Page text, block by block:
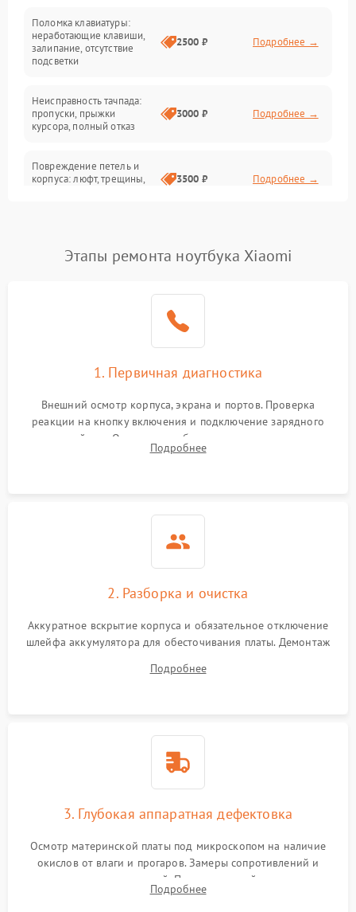
Интерфейсные проблемы
Батарея
Сеть и интернет
Поломка клавиатуры:
неработающие клавиши,
залипание, отсутствие
подсветки
2500 ₽ Подробнее →
Неисправность тачпада:
пропуски, прыжки
курсора, полный отказ
3000 ₽ Подробнее →
Повреждение петель и
корпуса: люфт, трещины,
3500 ₽ Подробнее →
невозможность зарядки,
2500 ₽ Подробнее →
2000 ₽
Перегрев из‑за пыли,
неисправности кулера
Выход из строя SSD или
HDD: медленная загрузка,
2000 ₽
Проблемы Wi‑Fi или
2500 ₽
Этапы ремонта ноутбука Xiaomi
1. Первичная диагностика
Внешний осмотр корпуса, экрана и портов. Проверка
реакции на кнопку включения и подключение зарядного
устройства. Оценка потребления тока с помощью
лабораторного блока питания для локализации проблемы.
Подробнее
2. Разборка и очистка
Аккуратное вскрытие корпуса и обязательное отключение
шлейфа аккумулятора для обесточивания платы. Демонтаж
высохшей термопасты с кристаллов чипов.
Подробнее
3. Глубокая аппаратная дефектовка
Осмотр материнской платы под микроскопом на наличие
окислов от влаги и прогаров. Замеры сопротивлений и
дежурных напряжений. Проверка цепей питания,
мультиконтроллера, процессора и видеочипа.
Подробнее